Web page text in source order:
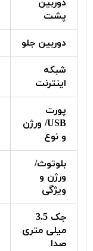
دوربین
پشت
دوربین جلو
شبکه
اینترنت
پورت
USB/ ورژن
و نوع
بلوتوث/
ورژن و
ویژگی
جک 3.5
میلی متری
صدا